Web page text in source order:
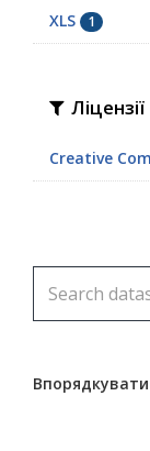
XLS 1
Ліцензії
Creative